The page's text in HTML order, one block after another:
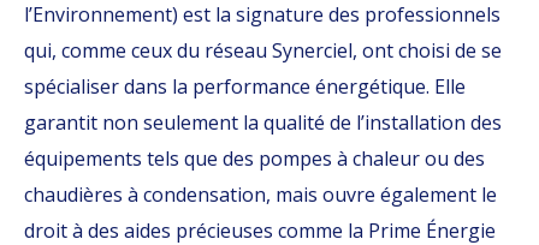
l’Environnement) est la signature des professionnels
qui, comme ceux du réseau Synerciel, ont choisi de se
spécialiser dans la performance énergétique. Elle
garantit non seulement la qualité de l’installation des
équipements tels que des pompes à chaleur ou des
chaudières à condensation, mais ouvre également le
droit à des aides précieuses comme la Prime Énergie